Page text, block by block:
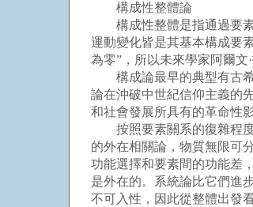
構成性整體論
構成性整體是指通過要素
運動變化皆是其基本構成要
為零”，所以未來學家阿爾文
構成論最早的典型有古希
論在沖破中世紀信仰主義的
和社會發展所具有的革命性
按照要素關系的復雜程度
的外在相關論，物質無限可
功能選擇和要素間的功能差
是外在的。系統論比它們進
不可入性，因此從整體出發